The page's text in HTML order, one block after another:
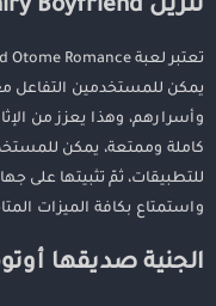
تنزيل Fairy Boyfriend مهكرة
يمكن للمستخدمين
وأسرارهم، وهذا يعزز من
للتطبيقات، ثمّ تثبيتها على
واستمتاع بكافة الميزات
الجنية صديقها